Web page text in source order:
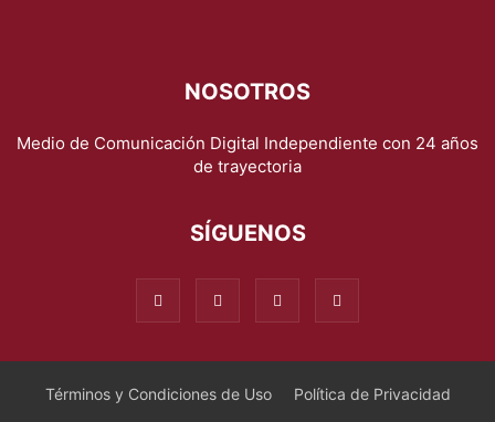
NOSOTROS
Medio de Comunicación Digital Independiente con 24 años
de trayectoria
SÍGUENOS
Términos y Condiciones de Uso Política de Privacidad